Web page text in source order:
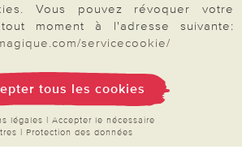
Livraison
Vous pouvez révoquer votre
moment à l'adresse suivante:
servicecookie/
tous les cookies
légales | Accepter le nécessaire
| Protection des données